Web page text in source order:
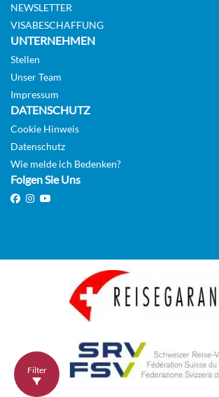
Filter
NEWSLETTER
VISABESCHAFFUNG
UNTERNEHMEN
Stellen
Unser Team
Impressum
DATENSCHUTZ
Cookie Hinweis
Datenschutz
Wie melde ich Bedenken?
Folgen Sie Uns